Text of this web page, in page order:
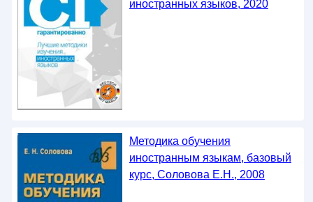
иностранных языков, 2020
Методика обучения
иностранным языкам, базовый
курс, Соловова Е.Н., 2008